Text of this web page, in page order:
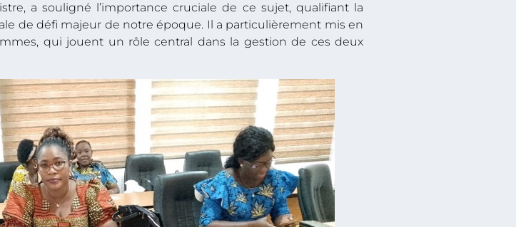
a souligné l’importance cruciale de ce sujet, qualifiant la
de défi majeur de notre époque. Il a particulièrement mis en
qui jouent un rôle central dans la gestion de ces deux